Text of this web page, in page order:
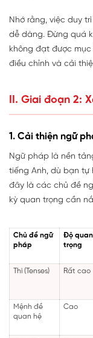
Nhớ rằng, việc duy
dễ dàng. Đừng quá
không đạt được mục
điều chỉnh và cải
II. Giai đoạn 2:
1. Cải thiện ngữ
Ngữ pháp là nền
tiếng Anh, dù bạn tự
đây là các chủ đề
kỳ quan trọng cần
Chủ đề ngữ
pháp
Độ quan
trọng
Thì (Tenses) Rất cao
Mệnh đề
quan hệ
Cao